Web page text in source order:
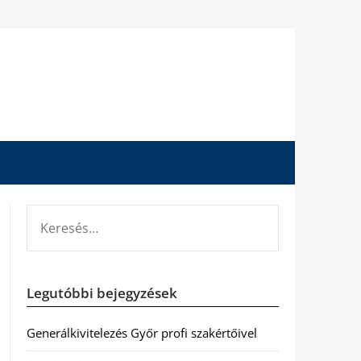
Legutóbbi bejegyzések
Generálkivitelezés Győr profi szakértőivel